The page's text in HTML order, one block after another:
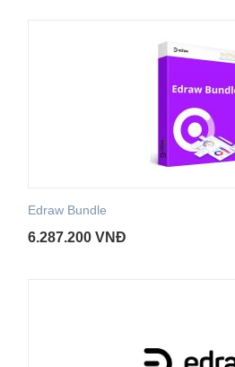
Edraw Bundle
6.287.200 VNĐ